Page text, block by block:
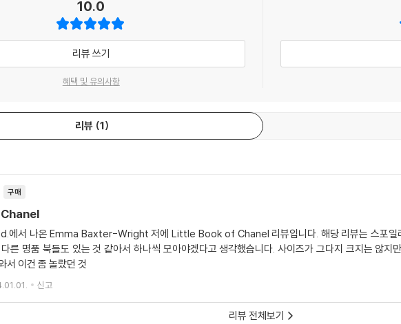
10.0
리뷰 쓰기
혜택 및 유의사항
리뷰 1
구매
서 나온 Emma Baxter-Wright 저에 Little Book of Chanel 리뷰입니다. 해당 리뷰는 스포일러
른 명품 북들도 있는 것 같아서 하나씩 모아야겠다고 생각했습니다. 사이즈가 그다지 크지는 않지
서 이건 좀 놀랐던 것
신고
리뷰 전체보기